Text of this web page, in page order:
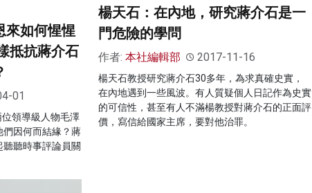
來如何惺惺
抵抗蔣介石
01
領導級人物毛澤
們因何而結緣？蔣
聽時事評論員關
楊天石：在內地，研究蔣介石是一
門危險的學問
作者: 本社編輯部 2017-11-16
楊天石教授研究蔣介石30多年，為求真確史實，
在內地遇到一些風波。有人質疑個人日記作為史實
的可信性，甚至有人不滿楊教授對蔣介石的正面評
價，寫信給國家主席，要對他治罪。